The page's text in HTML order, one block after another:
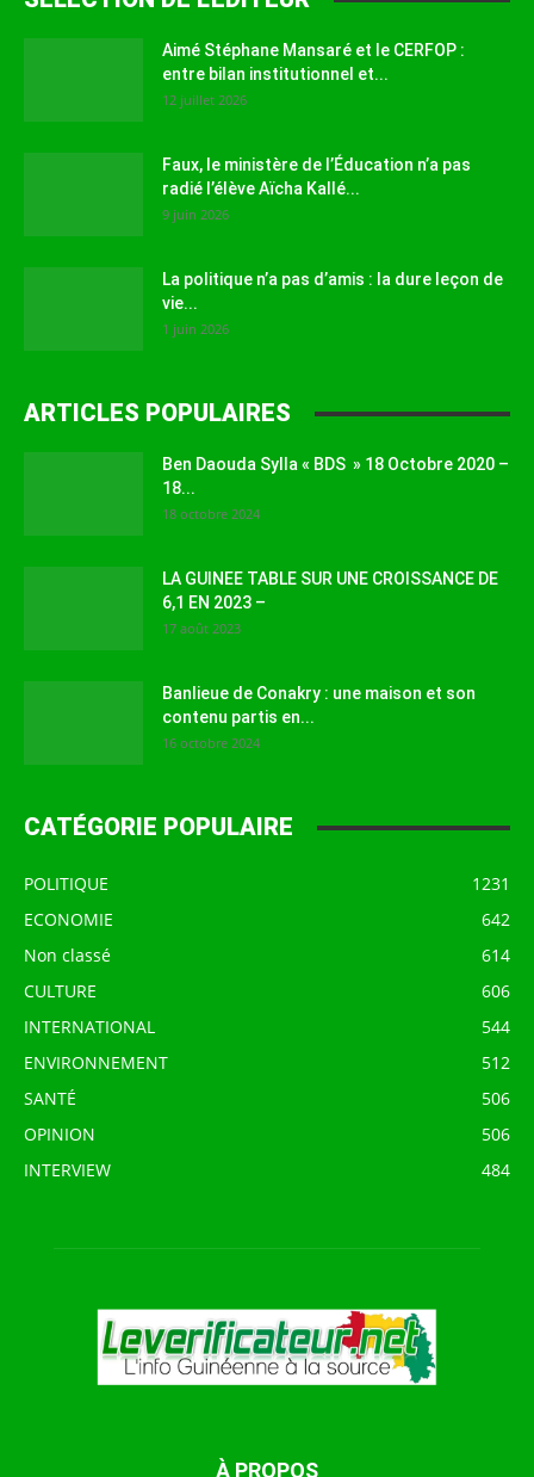
Aimé Stéphane Mansaré et le CERFOP :
entre bilan institutionnel et...
12 juillet 2026
Faux, le ministère de l’Éducation n’a pas
radié l’élève Aïcha Kallé...
9 juin 2026
La politique n’a pas d’amis : la dure leçon de
vie...
1 juin 2026
ARTICLES POPULAIRES
Ben Daouda Sylla « BDS » 18 Octobre 2020 –
18...
18 octobre 2024
LA GUINEE TABLE SUR UNE CROISSANCE DE
6,1 EN 2023 –
17 août 2023
Banlieue de Conakry : une maison et son
contenu partis en...
16 octobre 2024
CATÉGORIE POPULAIRE
POLITIQUE
1231
ECONOMIE
642
Non classé
614
CULTURE
606
INTERNATIONAL
544
ENVIRONNEMENT
512
SANTÉ
506
OPINION
506
INTERVIEW
484
À PROPOS